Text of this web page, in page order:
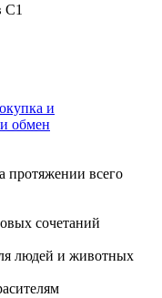
С1
и
обмен
протяжении всего
сочетаний
людей и животных